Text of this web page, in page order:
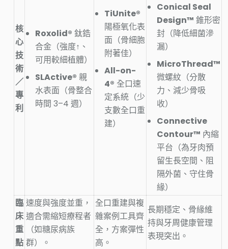
核
心
技
術
／
專
利
Roxolid® 鈦鋯
合金（強度↑、
可用較細植體）
SLActive® 親
水表面（骨整合
時間 3–4 週）
TiUnite®
陽極氧化表
面（骨細胞
附著佳）
All-on-
4® 全口速
定系統（少
支數全口重
建）
Conical Seal
Design™ 錐形密
封（降低細菌滲
漏）
MicroThread™
微螺紋（分散
力、減少骨吸
收）
Connective
Contour™ 內縮
平台（為牙肉預
留生長空間、阻
隔外菌、守住骨
緣）
臨
床
重
點
速度與強度並重，
適合需縮短療程者
（如糖尿病族
群）。
全口重建與複
雜案例工具齊
全，方案彈性
高。
長期穩定、骨緣維
持與牙周健康管理
表現突出。